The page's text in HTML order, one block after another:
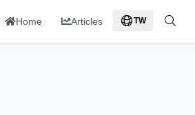
Home Articles TW